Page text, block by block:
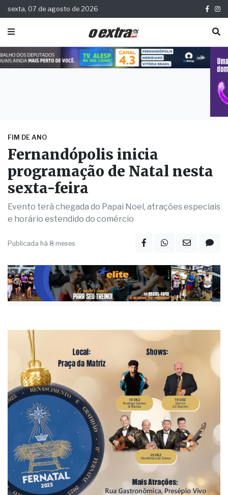
sexta, 07 de agosto de 2026
FIM DE ANO
Fernandópolis inicia
programação de Natal nesta
sexta-feira
Evento terá chegada do Papai Noel, atrações especiais
e horário estendido do comércio
Publicada há 8 meses